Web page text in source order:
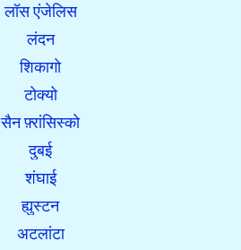
लॉस एंजेलिस
लंदन
शिकागो
टोक्यो
सैन फ़्रांसिस्को
दुबई
शंघाई
ह्युस्टन
अटलांटा